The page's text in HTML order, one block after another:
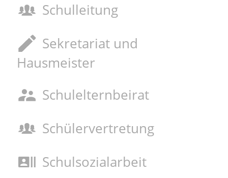
Schulleitung
Sekretariat und
Hausmeister
Schulelternbeirat
Schülervertretung
Schulsozialarbeit